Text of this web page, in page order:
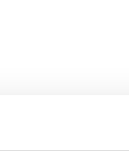
genoemd,
is niet